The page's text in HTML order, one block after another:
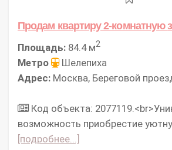
Продам квартиру 2-комнатную
Площадь: 84.4 м2
Метро
Шелепиха
Адрес: Москва, Береговой
Код объекта:
возможность приобрестиe
[подробнее...]